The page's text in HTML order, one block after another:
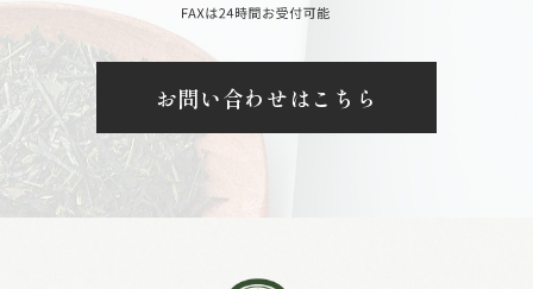
お問い合わせはこちら